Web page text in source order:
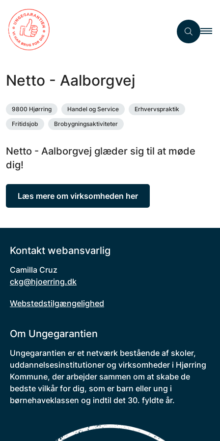
Netto - Aalborgvej
9800 Hjørring Handel og Service
Erhvervspraktik
Fritidsjob
Brobygningsaktiviteter
Netto - Aalborgvej glæder sig til at møde
dig!
Læs mere om virksomheden her
Kontakt webansvarlig
Camilla Cruz
ckg@hjoerring.dk
Webstedstilgængelighed
Om Ungegarantien
Ungegarantien er et netværk bestående af skoler,
uddannelsesinstitutioner og virksomheder i Hjørring
Kommune, der arbejder sammen om at skabe de
bedste vilkår for dig, som er barn eller ung i
børnehaveklassen og indtil det 30. fyldte år.